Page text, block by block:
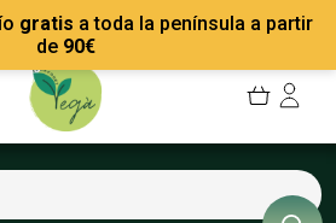
gratis a toda la península a partir
de 90€
Mis Pedidos
Mis favoritos
sesión
Recetas
Empresas
Contacto